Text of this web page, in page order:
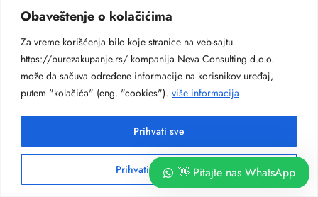
Obaveštenje o kolačićima
Za vreme korišćenja bilo koje stranice na veb-sajtu
https://burezakupanje.rs/ kompanija Neva Consulting d.o.o.
može da sačuva određene informacije na korisnikov uređaj,
putem "kolačića" (eng. "cookies"). više informacija
Prihvati neobhodne
Prihvati sve
👋 Pitajte nas WhatsApp